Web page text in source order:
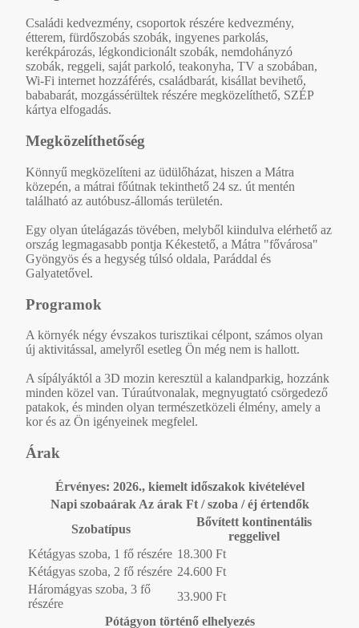
Családi kedvezmény, csoportok részére kedvezmény,
étterem, fürdőszobás szobák, ingyenes parkolás,
kerékpározás, légkondicionált szobák, nemdohányzó
szobák, reggeli, saját parkoló, teakonyha, TV a szobában,
Wi-Fi internet hozzáférés, családbarát, kisállat bevihető,
bababarát, mozgássérültek részére megközelíthető, SZÉP
kártya elfogadás.
Megközelíthetőség
Könnyű megközelíteni az üdülőházat, hiszen a Mátra
közepén, a mátrai főútnak tekinthető 24 sz. út mentén
található az autóbusz-állomás területén.
Egy olyan útelágazás tövében, melyből kiindulva elérhető az
ország legmagasabb pontja Kékestető, a Mátra "fővárosa"
Gyöngyös és a hegység túlsó oldala, Paráddal és
Galyatetővel.
Programok
A környék négy évszakos turisztikai célpont, számos olyan
új aktivitással, amelyről esetleg Ön még nem is hallott.
A sípályáktól a 3D mozin keresztül a kalandparkig, hozzánk
minden közel van. Túraútvonalak, megnyugtató csörgedező
patakok, és minden olyan természetközeli élmény, amely a
kor és az Ön igényeinek megfelel.
Árak
Érvényes: 2026., kiemelt időszakok kivételével
Napi szobaárak Az árak Ft / szoba / éj értendők
Szobatípus
Bővített kontinentális
reggelivel
Kétágyas szoba, 1 fő részére 18.300 Ft
Kétágyas szoba, 2 fő részére 24.600 Ft
Háromágyas szoba, 3 fő
részére
33.900 Ft
Pótágyon történő elhelyezés